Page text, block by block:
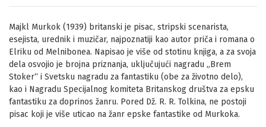
Majkl Murkok (1939) britanski je pisac, stripski scenarista,
esejista, urednik i muzičar, najpoznatiji kao autor priča i romana o
Elriku od Melnibonea. Napisao je više od stotinu knjiga, a za svoja
dela osvojio je brojna priznanja, uključujući nagradu „Brem
Stoker“ i Svetsku nagradu za fantastiku (obe za životno delo),
kao i Nagradu Specijalnog komiteta Britanskog društva za epsku
fantastiku za doprinos žanru. Pored Dž. R. R. Tolkina, ne postoji
pisac koji je više uticao na žanr epske fantastike od Murkoka.